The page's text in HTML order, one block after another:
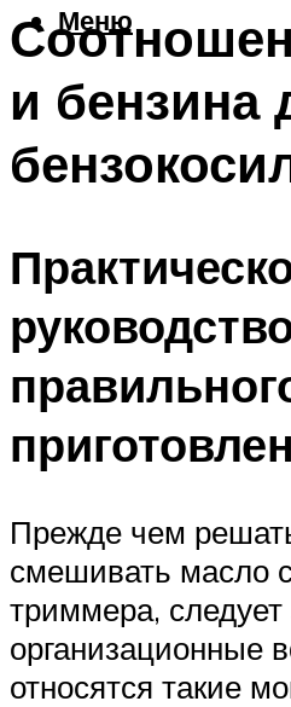
Меню
и бензина
Прежде чем
смешивать масло
триммера, следует
организационные
относятся такие